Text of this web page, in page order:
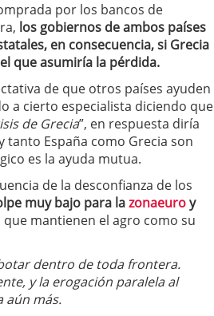
por los bancos de
los gobiernos de ambos países
en consecuencia, si Grecia
que asumiría la pérdida.
de que otros países ayuden
a cierto especialista diciendo que
de Grecia”, en respuesta diría
tanto España como Grecia son
es la ayuda mutua.
de la desconfianza de los
muy bajo para lazonaeuroy
que mantienen el agro como su
dentro de toda frontera.
y la erogación paralela al
aún más.